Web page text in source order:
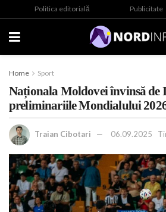
Politica editorială Publicitate
Home Sport
Naționala Moldovei învinsă de
preliminariile Mondialului
Traian Cibotari 06.09.2025